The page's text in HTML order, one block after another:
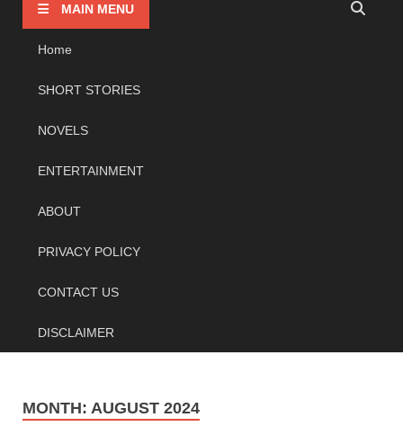
MAIN MENU
Home
SHORT STORIES
NOVELS
ENTERTAINMENT
ABOUT
PRIVACY POLICY
CONTACT US
DISCLAIMER
MONTH: AUGUST 2024